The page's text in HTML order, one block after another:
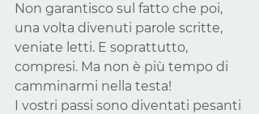
Non garantisco sul fatto che poi,
una volta divenuti parole scritte,
veniate letti. E soprattutto,
compresi. Ma non è più tempo di
camminarmi nella testa!
I vostri passi sono diventati pesanti